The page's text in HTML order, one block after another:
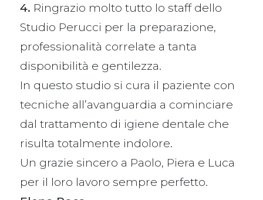
4. Ringrazio molto tutto lo staff dello
Studio Perucci per la preparazione,
professionalità correlate a tanta
disponibilità e gentilezza.
In questo studio si cura il paziente con
tecniche all’avanguardia a cominciare
dal trattamento di igiene dentale che
risulta totalmente indolore.
Un grazie sincero a Paolo, Piera e Luca
per il loro lavoro sempre perfetto.